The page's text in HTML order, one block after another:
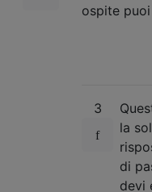
ospite
3
la
di
devi